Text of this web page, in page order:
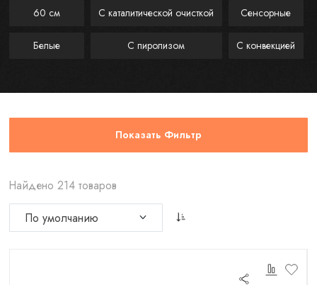
60 см
Белые
С каталитической очисткой
С пиролизом
Сенсорные
С конвекцией
Показать Фильтр
Найдено 214 товаров